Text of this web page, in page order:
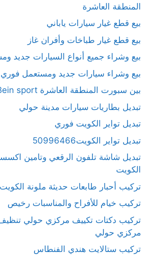
المنطقة العاشرة
بيع قطع غيار سيارات ياباني
بيع قطع غيار طباخات وأفران غاز
بيع وشراء جميع أنواع السيارات جديد
بيع وشراء سيارات جديد ومستعمل
بين سبورت المنطقة العاشرة Bein sport في الكويت
تبديل بطاريات سيارات مدينة حولي
تبديل تواير الكويت فوري
تبديل تواير الكويت50996466
تبديل شاشة تلفون الرقعي وتامين
الكويت
تركيب أحبار طابعات حديثة ملونة الكويت
تركيب خيام للأفراح والمناسبات رخيص
تركيب دكتات تكييف مركزي حولي
مركزي حولي
تركيب ستالايت هندي الفنطاس